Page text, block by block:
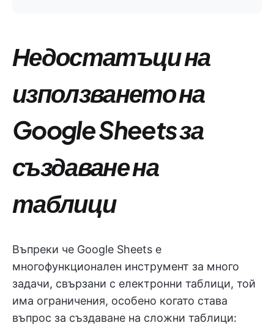
Недостатъци на
използването на
Google Sheets за
създаване на
таблици
Въпреки че Google Sheets е
многофункционален инструмент за много
задачи, свързани с електронни таблици, той
има ограничения, особено когато става
въпрос за създаване на сложни таблици: